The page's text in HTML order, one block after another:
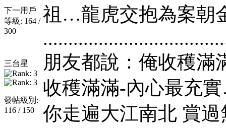
下一用戶
等級: 164 /
300
三台星
發帖級別:
116 / 150
祖…龍虎交抱為案朝
朋友都說：俺收穫
收穫滿滿-內心最充
你走遍大江南北 賞